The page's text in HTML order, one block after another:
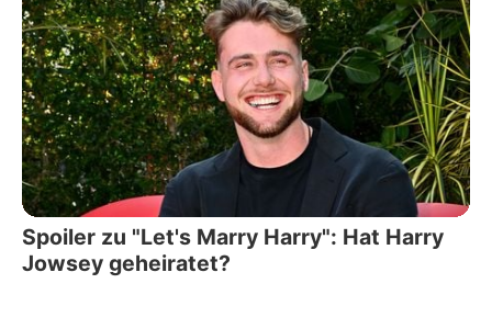
Spoiler zu "Let's Marry Harry": Hat Harry
Jowsey geheiratet?